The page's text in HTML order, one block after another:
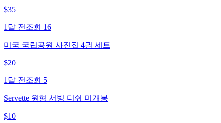
$35
1달 전 조회 16
미국 국립공원 사진집 4권 세트
$20
1달 전 조회 5
Servette 원형 서빙 디쉬 미개봉
$10